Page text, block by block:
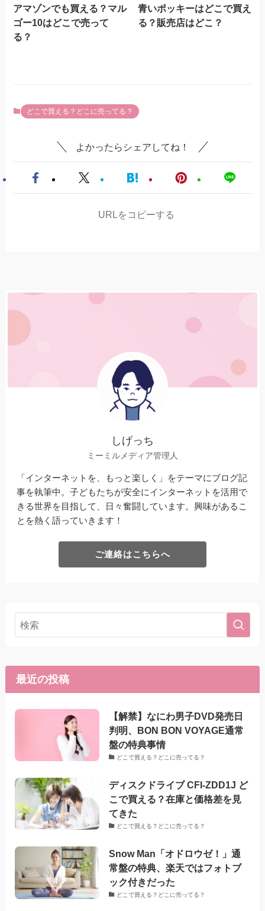
アマゾンでも買える？マル
ゴー10はどこで売って
る？
青いポッキーはどこで買え
る？販売店はどこ？
どこで買える？どこに売ってる？
よかったらシェアしてね！
URLをコピーする
しげっち
ミーミルメディア管理人
「インターネットを、もっと楽しく」をテーマにブログ記
事を執筆中。子どもたちが安全にインターネットを活用で
きる世界を目指して、日々奮闘しています。興味があるこ
とを熱く語っていきます！
ご連絡はこちらへ
最近の投稿
【解禁】なにわ男子DVD発売日
判明、BON BON VOYAGE通常
盤の特典事情
どこで買える？どこに売ってる？
ディスクドライブ CFI-ZDD1J ど
こで買える？在庫と価格差を見
てきた
どこで買える？どこに売ってる？
Snow Man「オドロウゼ！」通
常盤の特典、楽天ではフォトブ
ック付きだった
どこで買える？どこに売ってる？